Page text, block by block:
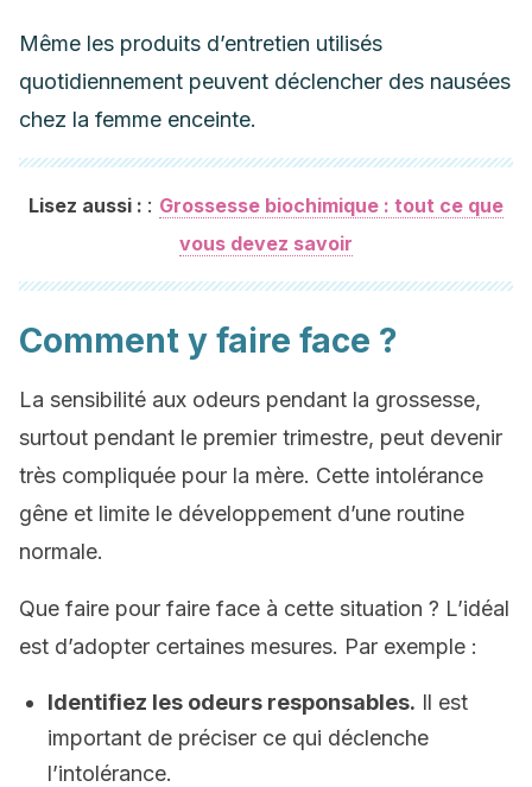
Même les produits d’entretien utilisés
quotidiennement peuvent déclencher des nausées
chez la femme enceinte.
Lisez aussi : : Grossesse biochimique : tout ce que
vous devez savoir
Comment y faire face ?
La sensibilité aux odeurs pendant la grossesse,
surtout pendant le premier trimestre, peut devenir
très compliquée pour la mère. Cette intolérance
gêne et limite le développement d’une routine
normale.
Que faire pour faire face à cette situation ? L’idéal
est d’adopter certaines mesures. Par exemple :
Identifiez les odeurs responsables. Il est
important de préciser ce qui déclenche
l’intolérance.